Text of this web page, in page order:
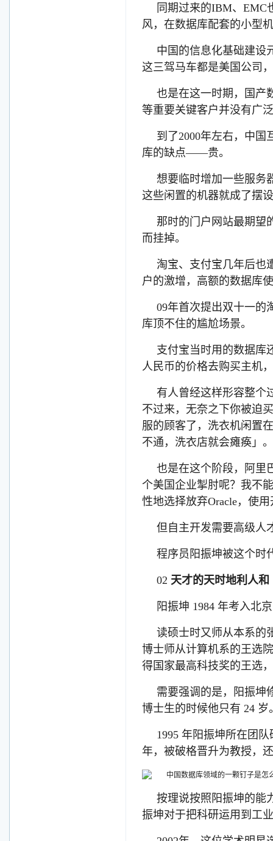
同期过来的IBM、EMC
风，在数据库配套的小型
中国的信息化基础建设
这三驾马车都是美国公司
也是在这一时期，国产
等重要关键客户并没有广
到了2000年左右，中国
库的缺点——贵。
想要临时增加一些服务
这些闲置的机器就成了摆
那时的门户网站最期望
而挂掉。
淘宝、支付宝几年后也
户的激增，高额的数据库
09年首次提出双十一的
库顶不住的尴尬场景。
支付宝当时用的数据库
人民币的价格去购买主机
有人曾经这样形容整个
不过来，无奈之下你被迫
服的顾客了，洗衣机闲置
不通，洗衣店就会瘫痪」。
也是在这个阶段，阿里
个美国企业掣肘呢？我不
性地选择放弃Oracle，使
但自主开发需要高级人
程序员阳振坤被这个时
02 天才的天时地利人和
阳振坤 1984 年考入北
读硕士时又师从本系的
博士师从计算机系的王选
得国家最高科技奖的王选
需要强调的是，阳振坤
博士生的时候他只有 24 岁
1995 年阳振坤所在团
年，被破格晋升为教授，
按理说按照阳振坤的能
振坤对于把科研运用到工